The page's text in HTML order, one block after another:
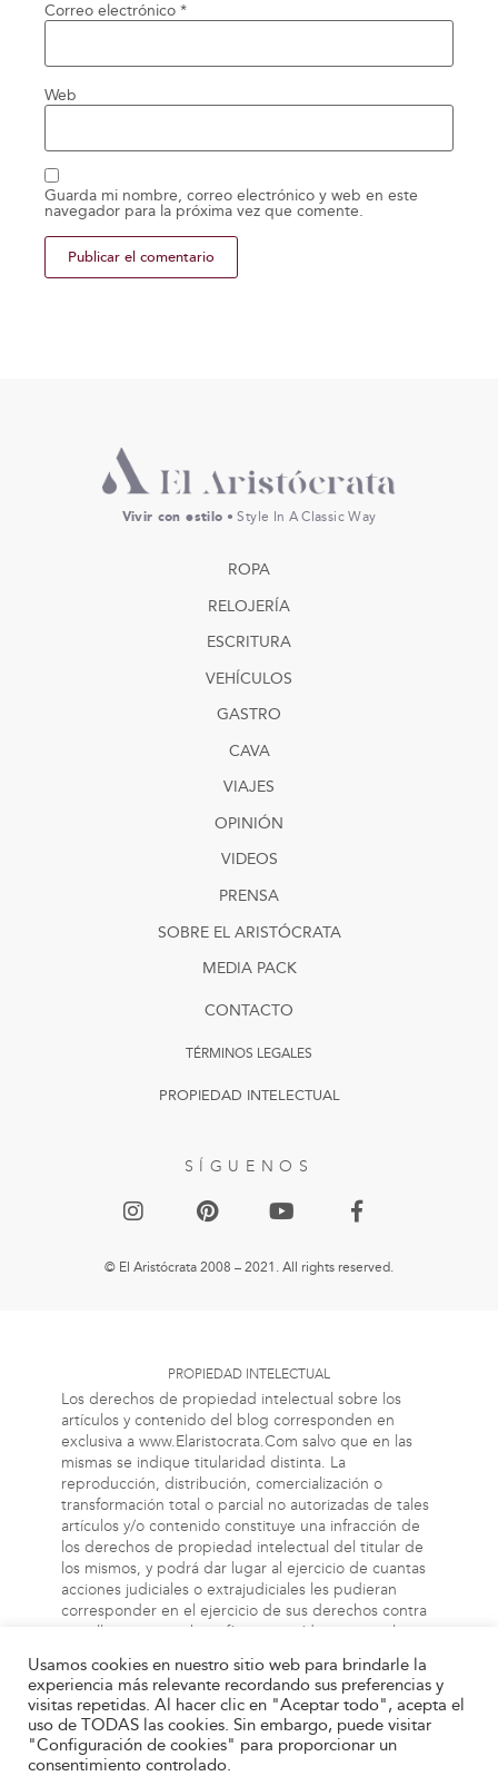
Correo electrónico *
Web
Guarda mi nombre, correo electrónico y web en este
navegador para la próxima vez que comente.
Vivir con estilo • Style In A Classic Way
ROPA
RELOJERÍA
ESCRITURA
VEHÍCULOS
GASTRO
CAVA
VIAJES
OPINIÓN
VIDEOS
PRENSA
SOBRE EL ARISTÓCRATA
MEDIA PACK
SÍGUENOS
© El Aristócrata 2008 – 2021. All rights reserved.
PROPIEDAD INTELECTUAL
TÉRMINOS LEGALES
CONTACTO
PROPIEDAD INTELECTUAL
Los derechos de propiedad intelectual sobre los
artículos y contenido del blog corresponden en
exclusiva a www.Elaristocrata.Com salvo que en las
mismas se indique titularidad distinta. La
reproducción, distribución, comercialización o
transformación total o parcial no autorizadas de tales
artículos y/o contenido constituye una infracción de
los derechos de propiedad intelectual del titular de
los mismos, y podrá dar lugar al ejercicio de cuantas
acciones judiciales o extrajudiciales les pudieran
corresponder en el ejercicio de sus derechos contra
aquellas personas bien físicas o jurídicas que vulneren
o perjudiquen los referidos derechos. Asimismo, la
información a la cual el usuario puede acceder a
través de este blog, puede estar protegida por
derechos de propiedad industrial, intelectual o de
otra índole. El propietario de este blog no será
responsable en ningún caso y bajo ningún concepto
Usamos cookies en nuestro sitio web para brindarle la
experiencia más relevante recordando sus preferencias y
visitas repetidas. Al hacer clic en "Aceptar todo", acepta el
uso de TODAS las cookies. Sin embargo, puede visitar
"Configuración de cookies" para proporcionar un
consentimiento controlado.